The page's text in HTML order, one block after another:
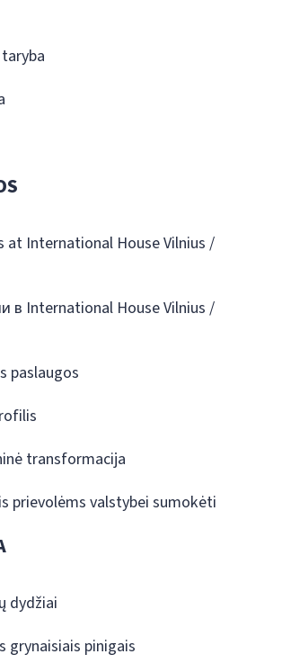
at International House Vilnius /
в International House Vilnius /
paslaugos
transformacija
prievolėms valstybei sumokėti
dydžiai
grynaisiais pinigais